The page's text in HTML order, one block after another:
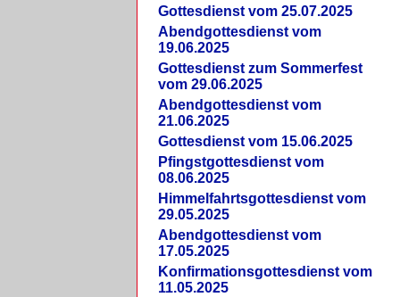
Gottesdienst vom 25.07.2025
Abendgottesdienst vom
19.06.2025
Gottesdienst zum Sommerfest
vom 29.06.2025
Abendgottesdienst vom
21.06.2025
Gottesdienst vom 15.06.2025
Pfingstgottesdienst vom
08.06.2025
Himmelfahrtsgottesdienst vom
29.05.2025
Abendgottesdienst vom
17.05.2025
Konfirmationsgottesdienst vom
11.05.2025